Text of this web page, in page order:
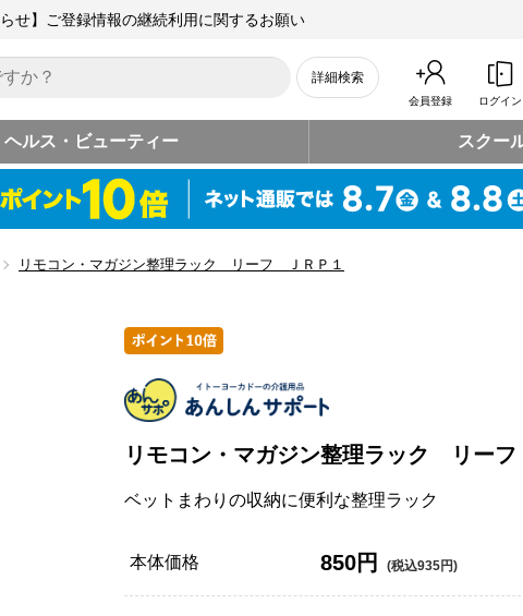
らせ】ご登録情報の継続利用に関するお願い
詳細検索
会員登録 ログイン
ヘルス・ビューティー スクー
リモコン・マガジン整理ラック リーフ ＪＲＰ１
リモコン・マガジン整理ラック リー
ベットまわりの収納に便利な整理ラック
本体価格 850円 (税込935円)